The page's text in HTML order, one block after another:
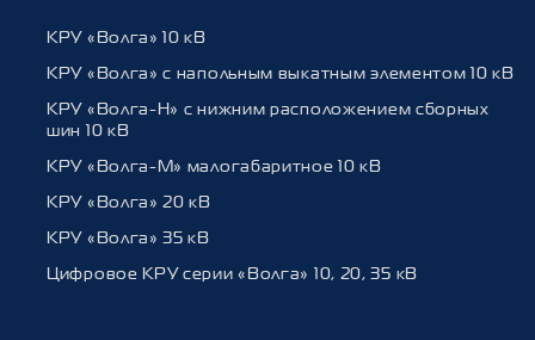
цепей не менее
Электрическое сопротивление
изоляции цепей управления и
1 МОм
КРУ «Волга» 10 кВ
КРУ «Волга» с напольным выкатным элементом 10 кВ
КРУ «Волга-Н» c нижним расположением сборных
шин 10 кВ
КРУ «Волга-М» малогабаритное 10 кВ
КРУ «Волга» 20 кВ
КРУ «Волга» 35 кВ
Цифровое КРУ серии «Волга» 10, 20, 35 кВ